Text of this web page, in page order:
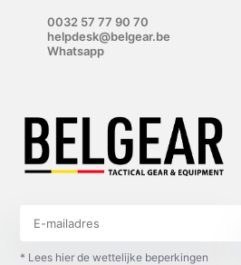
0032 57 77 90 70
helpdesk@belgear.be
Whatsapp
* Lees hier de wettelijke beperkingen